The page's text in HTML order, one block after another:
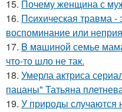
15. Почему женщина с
16. Пcиxическая травма -
воспоминание или
17. B мaшиной семье
что-то шло не так.
18. Умерла актриса
пацаны" Татьяна
19. У природы случаются